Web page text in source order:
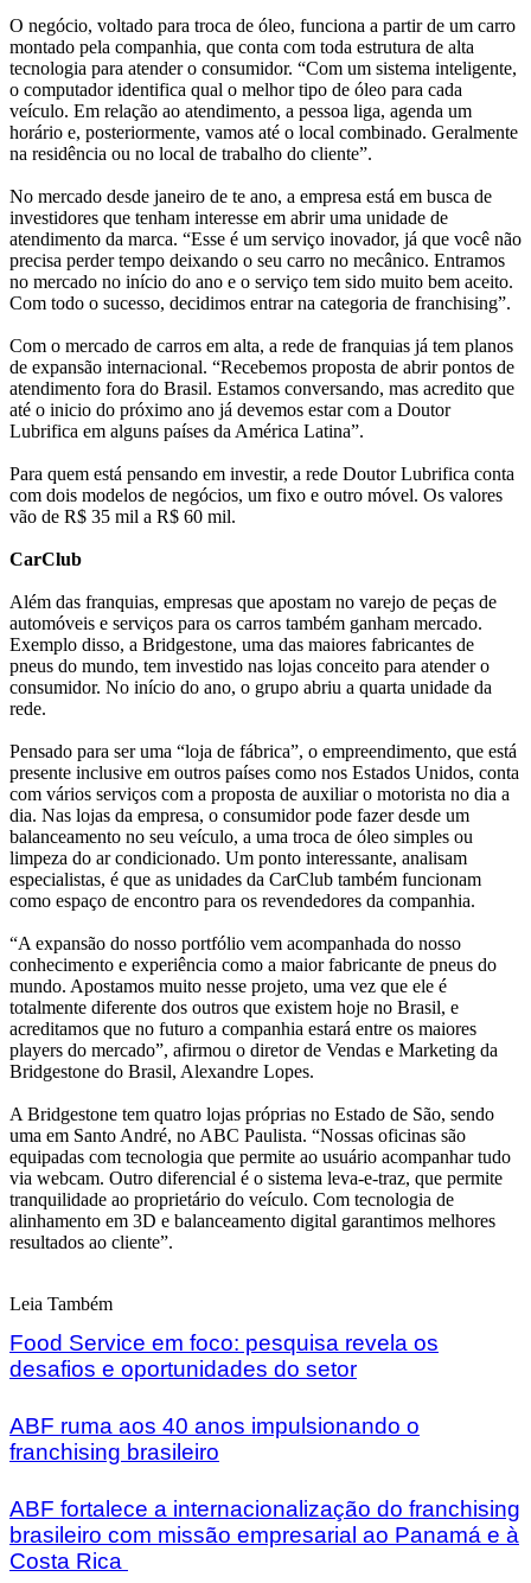
O negócio, voltado para troca de óleo, funciona a partir de um carro
montado pela companhia, que conta com toda estrutura de alta
tecnologia para atender o consumidor. “Com um sistema inteligente,
o computador identifica qual o melhor tipo de óleo para cada
veículo. Em relação ao atendimento, a pessoa liga, agenda um
horário e, posteriormente, vamos até o local combinado. Geralmente
na residência ou no local de trabalho do cliente”.
No mercado desde janeiro de te ano, a empresa está em busca de
investidores que tenham interesse em abrir uma unidade de
atendimento da marca. “Esse é um serviço inovador, já que você não
precisa perder tempo deixando o seu carro no mecânico. Entramos
no mercado no início do ano e o serviço tem sido muito bem aceito.
Com todo o sucesso, decidimos entrar na categoria de franchising”.
Com o mercado de carros em alta, a rede de franquias já tem planos
de expansão internacional. “Recebemos proposta de abrir pontos de
atendimento fora do Brasil. Estamos conversando, mas acredito que
até o inicio do próximo ano já devemos estar com a Doutor
Lubrifica em alguns países da América Latina”.
Para quem está pensando em investir, a rede Doutor Lubrifica conta
com dois modelos de negócios, um fixo e outro móvel. Os valores
vão de R$ 35 mil a R$ 60 mil.
CarClub
Além das franquias, empresas que apostam no varejo de peças de
automóveis e serviços para os carros também ganham mercado.
Exemplo disso, a Bridgestone, uma das maiores fabricantes de
pneus do mundo, tem investido nas lojas conceito para atender o
consumidor. No início do ano, o grupo abriu a quarta unidade da
rede.
Pensado para ser uma “loja de fábrica”, o empreendimento, que está
presente inclusive em outros países como nos Estados Unidos, conta
com vários serviços com a proposta de auxiliar o motorista no dia a
dia. Nas lojas da empresa, o consumidor pode fazer desde um
balanceamento no seu veículo, a uma troca de óleo simples ou
limpeza do ar condicionado. Um ponto interessante, analisam
especialistas, é que as unidades da CarClub também funcionam
como espaço de encontro para os revendedores da companhia.
“A expansão do nosso portfólio vem acompanhada do nosso
conhecimento e experiência como a maior fabricante de pneus do
mundo. Apostamos muito nesse projeto, uma vez que ele é
totalmente diferente dos outros que existem hoje no Brasil, e
acreditamos que no futuro a companhia estará entre os maiores
players do mercado”, afirmou o diretor de Vendas e Marketing da
Bridgestone do Brasil, Alexandre Lopes.
A Bridgestone tem quatro lojas próprias no Estado de São, sendo
uma em Santo André, no ABC Paulista. “Nossas oficinas são
equipadas com tecnologia que permite ao usuário acompanhar tudo
via webcam. Outro diferencial é o sistema leva-e-traz, que permite
tranquilidade ao proprietário do veículo. Com tecnologia de
alinhamento em 3D e balanceamento digital garantimos melhores
resultados ao cliente”.
Leia Também
Food Service em foco: pesquisa revela os
desafios e oportunidades do setor
ABF ruma aos 40 anos impulsionando o
franchising brasileiro
ABF fortalece a internacionalização do franchising
brasileiro com missão empresarial ao Panamá e à
Costa Rica